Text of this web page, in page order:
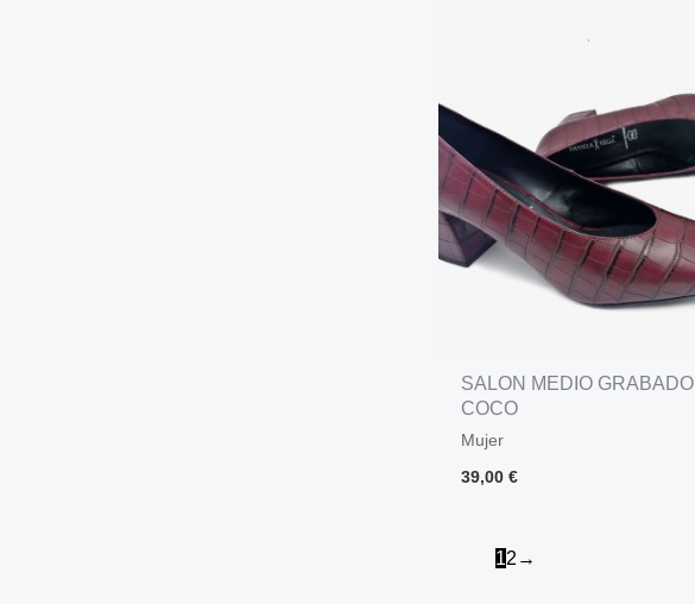
SALON MEDIO GRABADO
COCO
Mujer
39,00€
12 →